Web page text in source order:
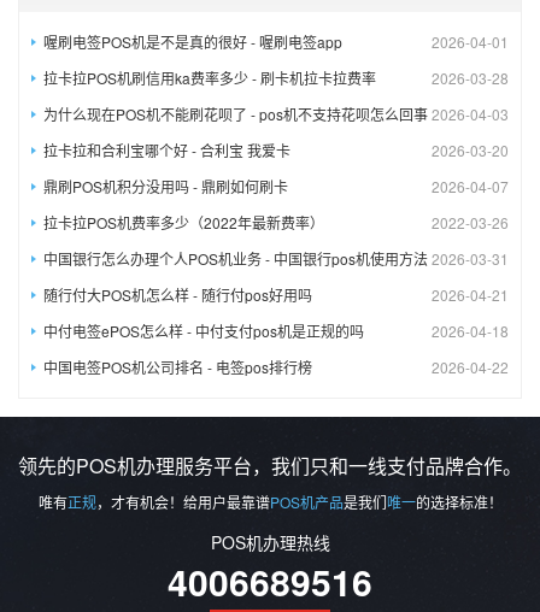
2026-04-01
喔刷电签POS机是不是真的很好 - 喔刷电签app
2026-03-28
拉卡拉POS机刷信用ka费率多少 - 刷卡机拉卡拉费率
2026-04-03
为什么现在POS机不能刷花呗了 - pos机不支持花呗怎么回事
2026-03-20
拉卡拉和合利宝哪个好 - 合利宝 我爱卡
2026-04-07
鼎刷POS机积分没用吗 - 鼎刷如何刷卡
2022-03-26
拉卡拉POS机费率多少（2022年最新费率）
2026-03-31
中国银行怎么办理个人POS机业务 - 中国银行pos机使用方法
2026-04-21
随行付大POS机怎么样 - 随行付pos好用吗
2026-04-18
中付电签ePOS怎么样 - 中付支付pos机是正规的吗
2026-04-22
中国电签POS机公司排名 - 电签pos排行榜
领先的POS机办理服务平台，我们只和一线支付品牌合作。
唯有正规，才有机会！给用户最靠谱POS机产品是我们唯一的选择标准！
POS机办理热线
4006689516